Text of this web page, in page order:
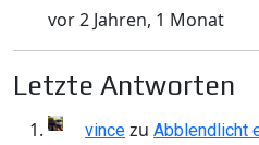
vor 2 Jahren, 1 Monat
Letzte Antworten
vince zu Abblendlicht